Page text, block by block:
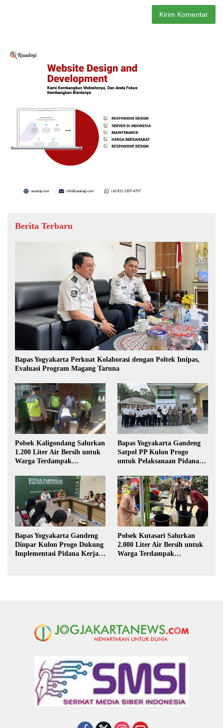
Berita Terbaru
Bapas Yogyakarta Perkuat Kolaborasi dengan Poltek Imipas,
Evaluasi Program Magang Taruna
Polsek Kaligondang Salurkan
1.200 Liter Air Bersih untuk
Warga Terdampak
Bapas Yogyakarta Gandeng
Satpol PP Kulon Progo
untuk Pelaksanaan Pidana
Bapas Yogyakarta Gandeng
Dinpar Kulon Progo Dukung
Implementasi Pidana Kerja
Polsek Kutasari Salurkan
2.000 Liter Air Bersih untuk
Warga Terdampak